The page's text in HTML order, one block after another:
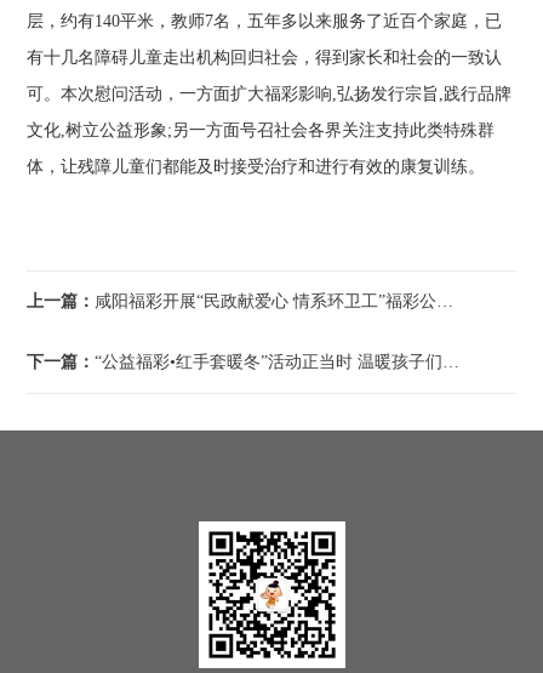
层，约有140平米，教师7名，五年多以来服务了近百个家庭，已
有十几名障碍儿童走出机构回归社会，得到家长和社会的一致认
可。本次慰问活动，一方面扩大福彩影响,弘扬发行宗旨,践行品牌
文化,树立公益形象;另一方面号召社会各界关注支持此类特殊群
体，让残障儿童们都能及时接受治疗和进行有效的康复训练。
上一篇： 咸阳福彩开展“民政献爱心 情系环卫工”福彩公益金爱心捐赠活动
下一篇：“公益福彩•红手套暖冬”活动正当时 温暖孩子们的上学回家路